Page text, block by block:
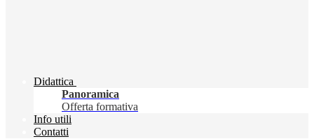
Didattica
Panoramica
Offerta formativa
Info utili
Contatti